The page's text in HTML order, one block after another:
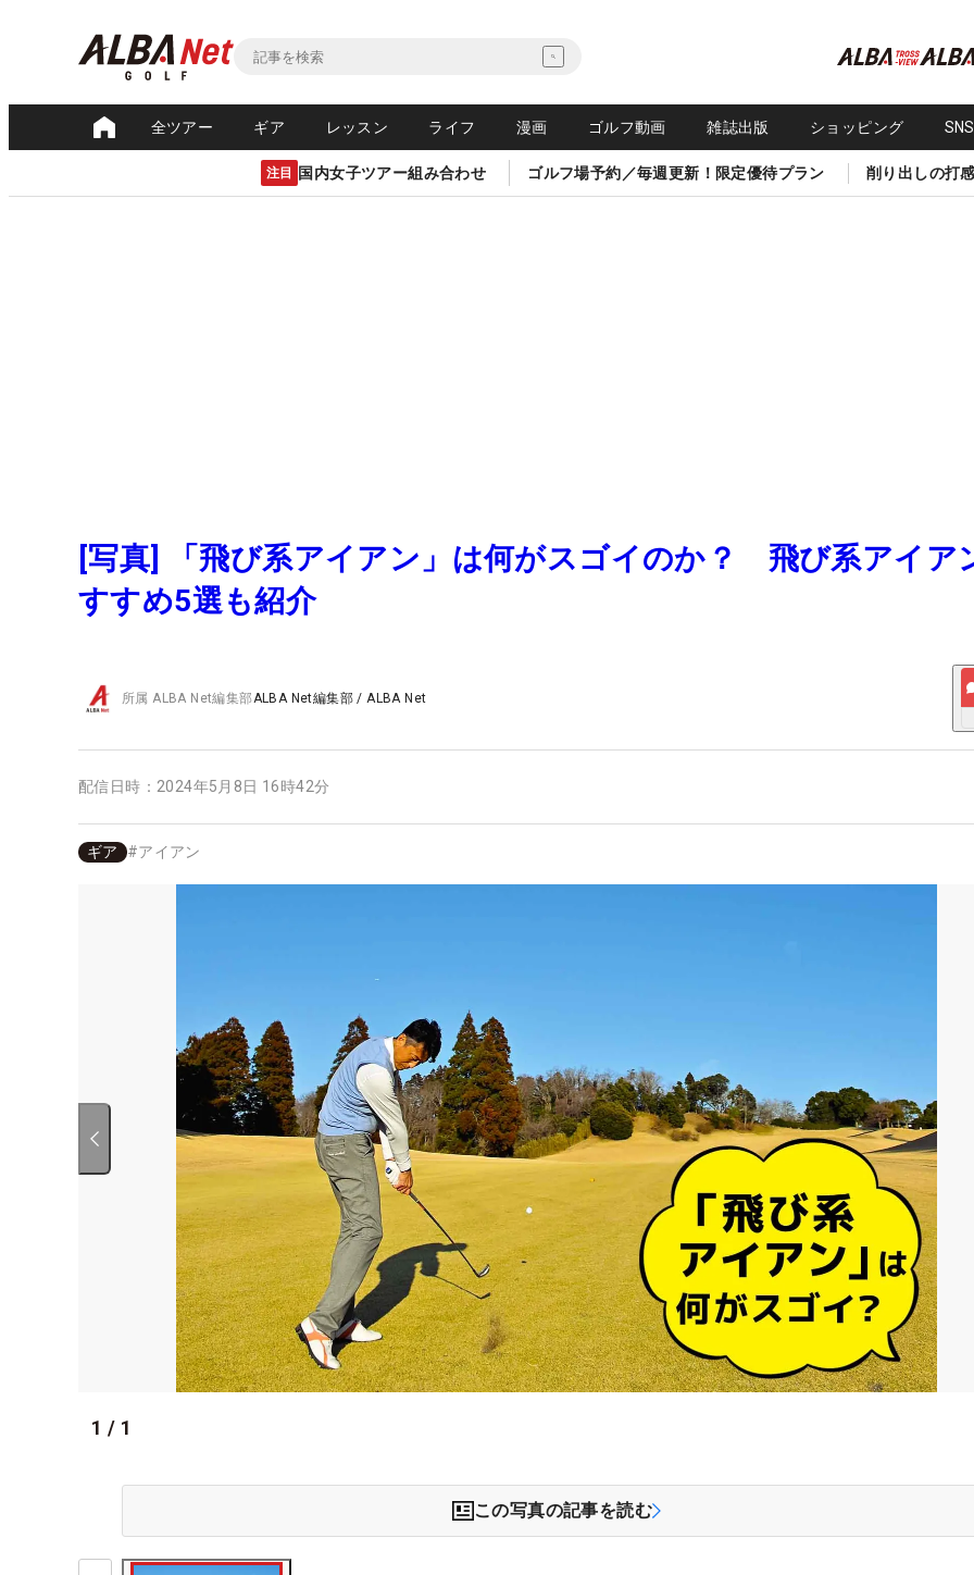
全ツアー ギア レッスン ライフ 漫画 ゴルフ動画 雑誌出版 ショッピング
注目 国内女子ツアー組み合わせ ゴルフ場予約／毎週更新！限定優待プラン 削り出しの打
[写真] 「飛び系アイアン」は何がスゴイのか？ 飛び系アイア
すすめ5選も紹介
所属ALBA Net編集部ALBA Net編集部 /ALBA Net
配信日時： 2024年5月8日 16時42分
ギア #アイアン
1 / 1
この写真の記事を読む